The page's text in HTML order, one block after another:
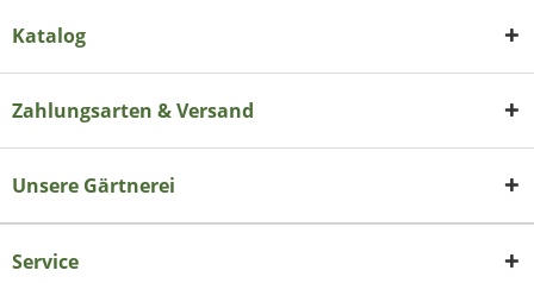
Katalog
Zahlungsarten & Versand
Unsere Gärtnerei
Service